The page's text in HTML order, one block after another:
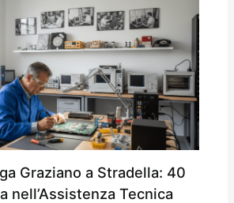
Graziano a Stradella: 40
nell’Assistenza Tecnica